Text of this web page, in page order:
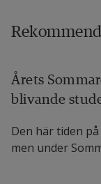
Årets
blivande
Den här tiden
men under